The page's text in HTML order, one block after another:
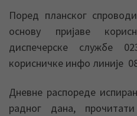
Поред планског
основу пријаве
диспечерске службе
корисничке инфо линије
Дневне распореде
радног дана,